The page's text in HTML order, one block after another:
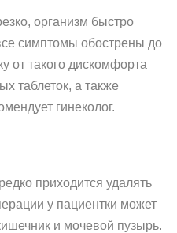
организм быстро
симптомы обострены до
от такого дискомфорта
таблеток, а также
гинеколог.
приходится удалять
у пациентки может
и мочевой пузырь.